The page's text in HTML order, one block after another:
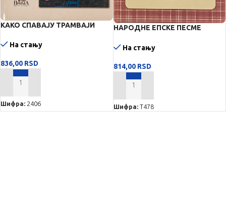
КАКО СПАВАЈУ ТРАМВАЈИ
На стању
836,00 RSD
ДОДАЈ У КОРПУ
Шифра: 2406
НАРОДНЕ ЕПСКЕ ПЕСМЕ
На стању
814,00 RSD
ДОДАЈ У КОРПУ
Шифра: Т478